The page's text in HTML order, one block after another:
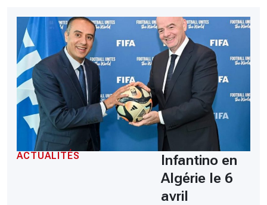
ACTUALITÉS
Infantino en
Algérie le 6
avril